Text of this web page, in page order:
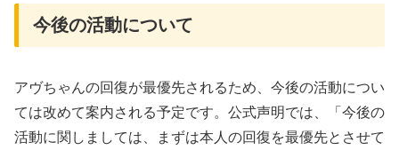
今後の活動について
アヴちゃんの回復が最優先されるため、今後の活動につい
ては改めて案内される予定です。公式声明では、「今後の
活動に関しましては、まずは本人の回復を最優先とさせて